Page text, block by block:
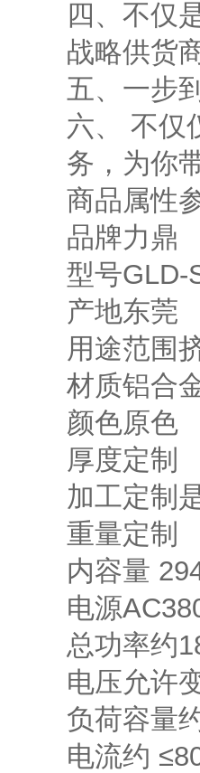
四、不仅
战略供货
五、一步
六、 不仅
务，为你
商品属性
品牌力鼎
型号GLD-
产地东莞
用途范围
材质铝合
颜色原色
厚度定制
加工定制
重量定制
内容量
电源
总功率约
电压允许
负荷容量
电流约